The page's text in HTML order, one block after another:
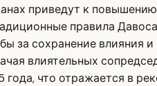
приведут к
правила
за сохранение влияния и
влиятельных
что отражается в